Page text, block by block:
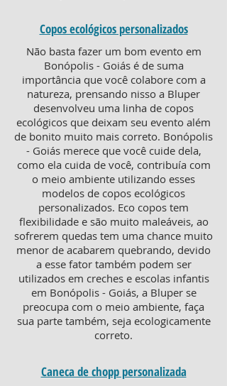
Copos ecológicos personalizados
Não basta fazer um bom evento em
Bonópolis - Goiás é de suma
importância que você colabore com a
natureza, prensando nisso a Bluper
desenvolveu uma linha de copos
ecológicos que deixam seu evento além
de bonito muito mais correto. Bonópolis
- Goiás merece que você cuide dela,
como ela cuida de você, contribuía com
o meio ambiente utilizando esses
modelos de copos ecológicos
personalizados. Eco copos tem
flexibilidade e são muito maleáveis, ao
sofrerem quedas tem uma chance muito
menor de acabarem quebrando, devido
a esse fator também podem ser
utilizados em creches e escolas infantis
em Bonópolis - Goiás, a Bluper se
preocupa com o meio ambiente, faça
sua parte também, seja ecologicamente
correto.
Caneca de chopp personalizada